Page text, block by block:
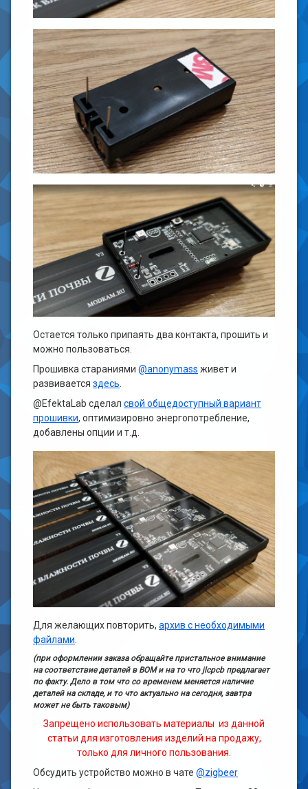
Остается только припаять два контакта, прошить и
можно пользоваться.
Прошивка стараниями @anonymass живет и
развивается здесь
@EfektaLab сделал свой общедоступный вариант
прошивки, оптимизировно энергопотребление,
добавлены опции и т.д.
Для желающих повторить, архив c необходимыми
файлами
(при оформлении заказа обращайте пристальное внимание
на соответствие деталей в ВОМ и на то что jlcpcb предлагает
по факту. Дело в том что со временем меняется наличие
деталей на складе, и то что актуально на сегодня, завтра
может не быть таковым)
Запрещено использовать материалы из данной
статьи для изготовления изделий на продажу,
только для личного пользования.
Обсудить устройство можно в чате @zigbeer